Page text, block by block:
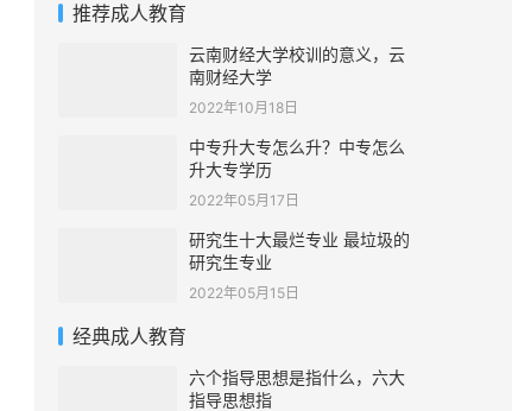
推荐成人教育
云南财经大学校训的意义，云
南财经大学
2022年10月18日
中专升大专怎么升？中专怎么
升大专学历
2022年05月17日
研究生十大最烂专业 最垃圾的
研究生专业
2022年05月15日
经典成人教育
六个指导思想是指什么，六大
指导思想指